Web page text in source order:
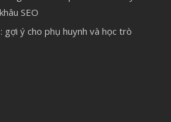
SEO
gợi ý cho phụ huynh và học trò